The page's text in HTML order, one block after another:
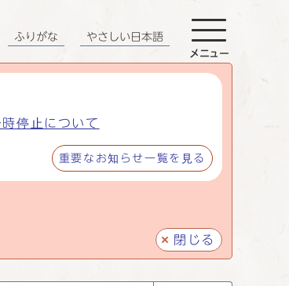
停止について
重要なお知らせ一覧を見る
閉じる
ふりがな やさしい日本語
メニュー